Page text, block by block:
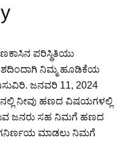
ಪರಿಸ್ಥಿತಿಯು
ನಿಮ್ಮ ಹೂಡಿಕೆಯ
ಜನವರಿ 11, 2024
ನೀವು ಹಣದ ವಿಷಯಗಳಲ್ಲಿ
ಜನರು ಸಹ ನಿಮಗೆ ಹಣದ
ಮಾಡಲು ನಿಮಗೆ